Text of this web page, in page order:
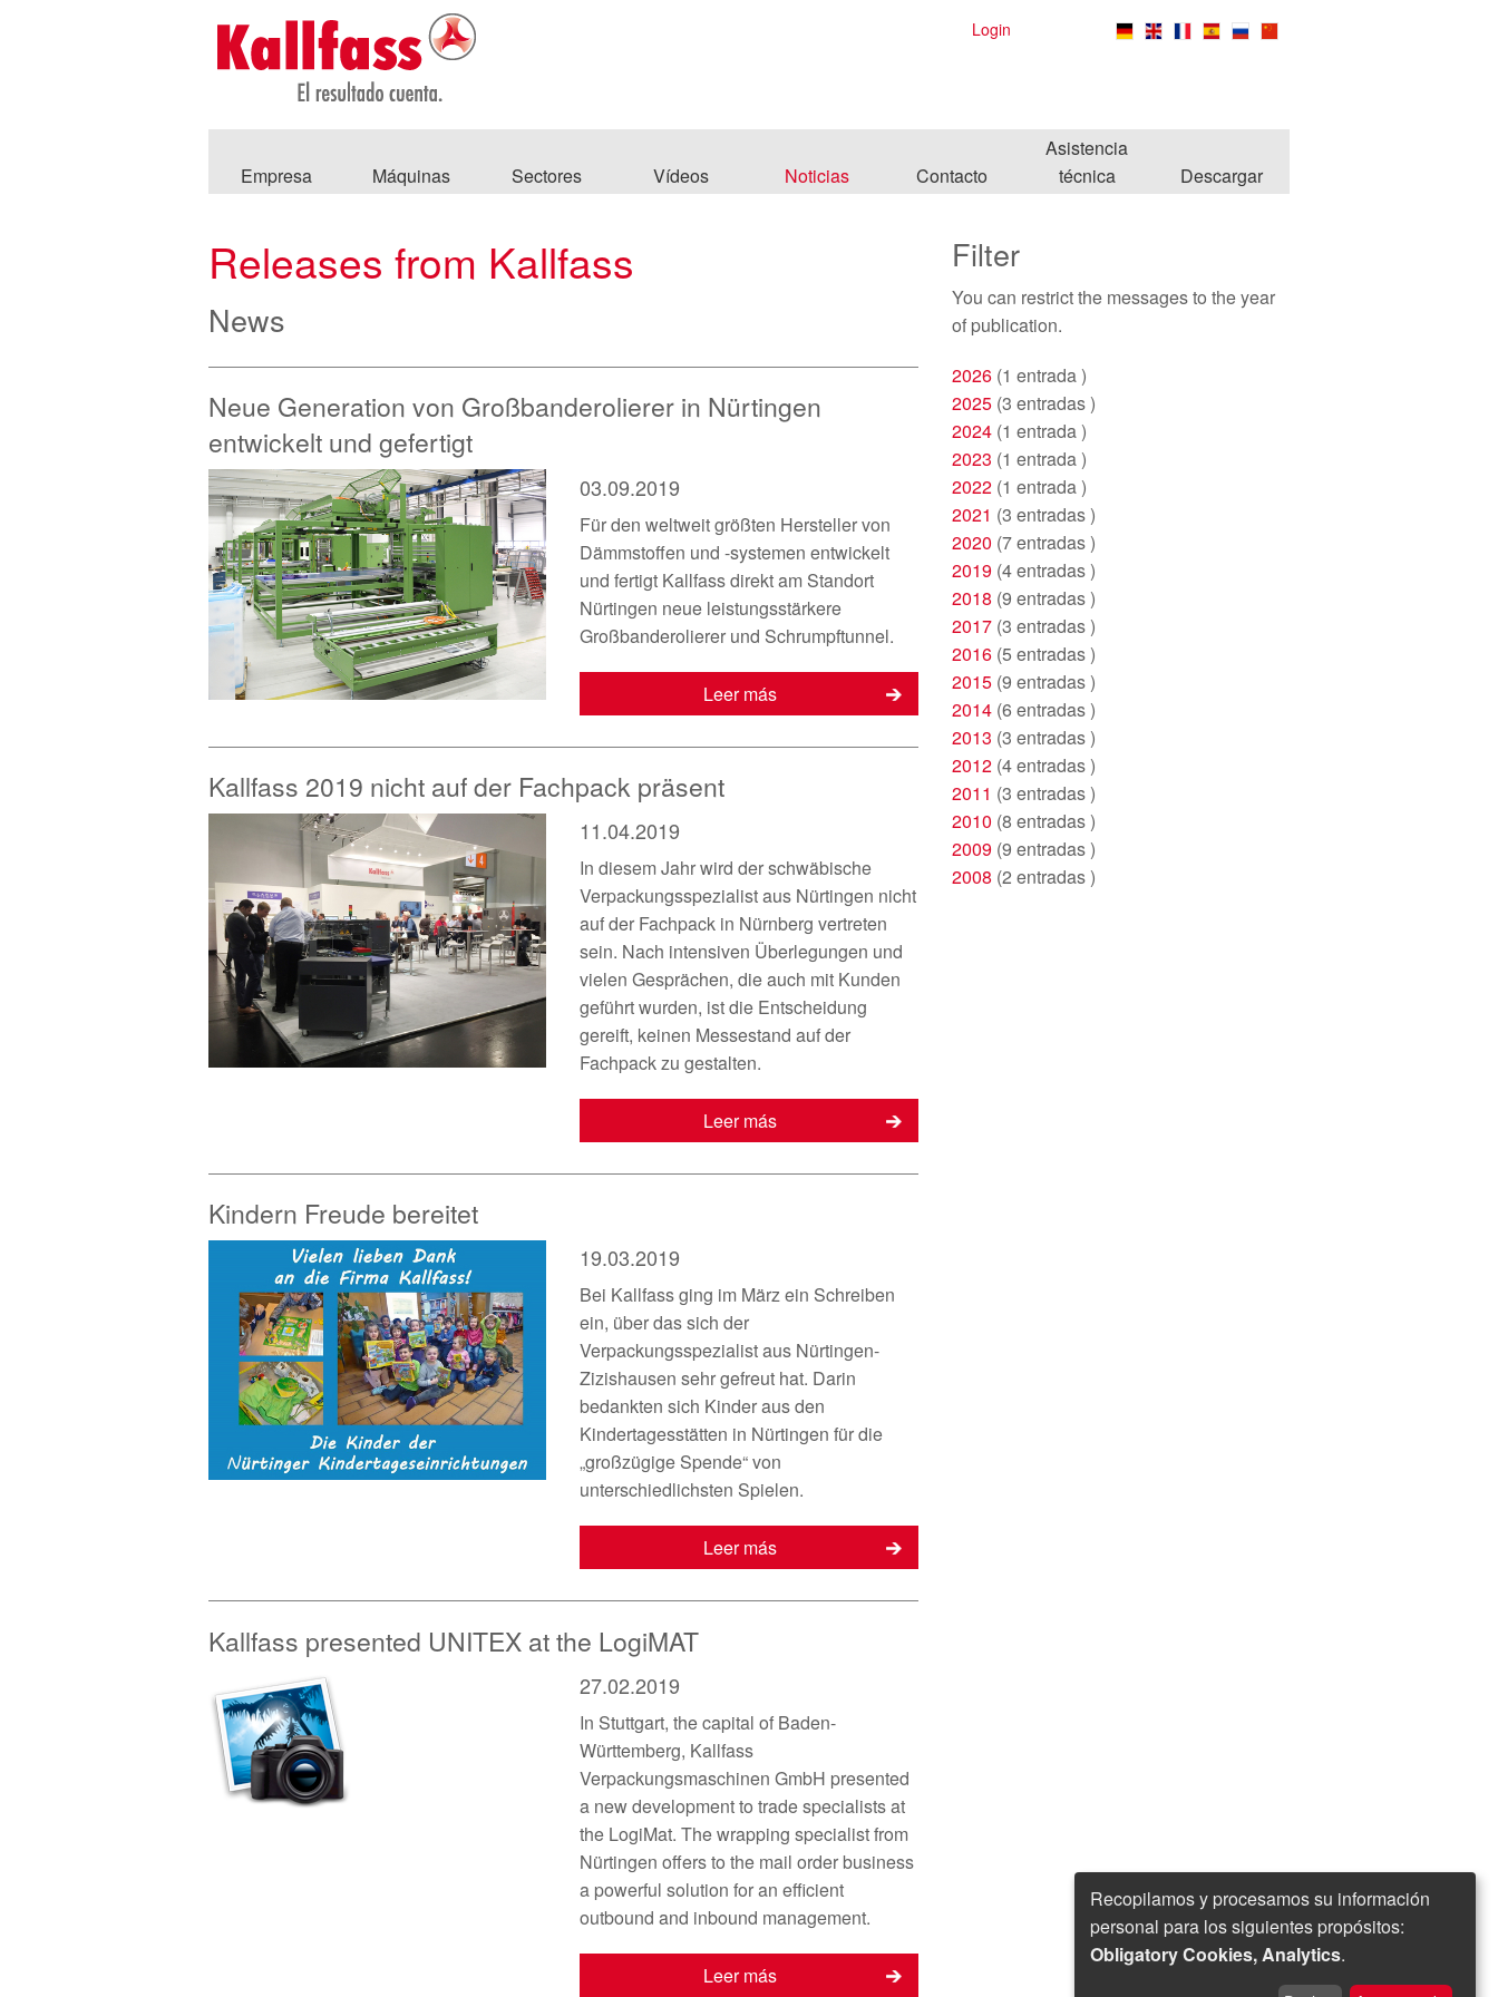
Login
Empresa Máquinas Sectores Vídeos Noticias Contacto
Asistencia
técnica
Descargar
Releases from Kallfass
News
Neue Generation von Großbanderolierer in Nürtingen
entwickelt und gefertigt
03.09.2019
Für den weltweit größten Hersteller von
Dämmstoffen und -systemen entwickelt
und fertigt Kallfass direkt am Standort
Nürtingen neue leistungsstärkere
Großbanderolierer und Schrumpftunnel.
Leer más
Kallfass 2019 nicht auf der Fachpack präsent
11.04.2019
In diesem Jahr wird der schwäbische
Verpackungsspezialist aus Nürtingen nicht
auf der Fachpack in Nürnberg vertreten
sein. Nach intensiven Überlegungen und
vielen Gesprächen, die auch mit Kunden
geführt wurden, ist die Entscheidung
gereift, keinen Messestand auf der
Fachpack zu gestalten.
Leer más
Kindern Freude bereitet
19.03.2019
Bei Kallfass ging im März ein Schreiben
ein, über das sich der
Verpackungsspezialist aus Nürtingen-
Zizishausen sehr gefreut hat. Darin
bedankten sich Kinder aus den
Kindertagesstätten in Nürtingen für die
„großzügige Spende“ von
unterschiedlichsten Spielen.
Leer más
Kallfass presented UNITEX at the LogiMAT
27.02.2019
In Stuttgart, the capital of Baden-
Württemberg, Kallfass
Verpackungsmaschinen GmbH presented
a new development to trade specialists at
the LogiMat. The wrapping specialist from
Nürtingen offers to the mail order business
a powerful solution for an efficient
outbound and inbound management.
Leer más
Filter
You can restrictthe messages to the year
of publication.
2026(1 entrada )
2025(3 entradas )
2024(1 entrada )
2023 (1 entrada )
2022(1 entrada )
2021 (3 entradas )
2020 (7 entradas )
2019(4 entradas )
2018 (9 entradas )
2017(3 entradas )
2016(5 entradas )
2015(9 entradas )
2014(6 entradas )
2013 (3 entradas )
2012(4 entradas )
2011 (3 entradas )
2010 (8 entradas )
2009(9 entradas )
2008 (2 entradas )
Recopilamos y procesamos su información
personal para los siguientes propósitos:
Obligatory Cookies, Analytics.